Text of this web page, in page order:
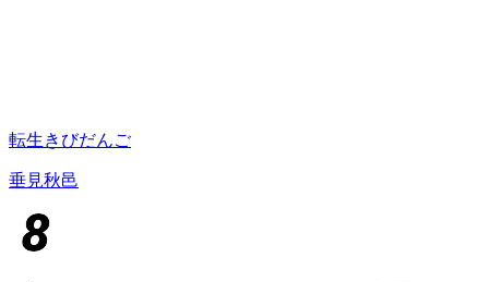
転生きびだんご
垂見秋邑